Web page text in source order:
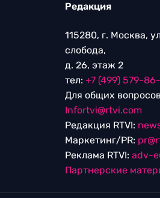
Редакция
115280, г. Москва,
слобода,
д. 26, этаж 2
тел: +7 (499) 579-
Для общих
Infortvi@rtvi.com
Редакция RTVI:
Маркетинг/PR:
Реклама RTVI: adv-
Партнерские